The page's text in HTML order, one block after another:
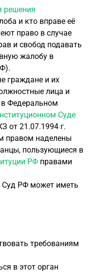
решения
и кто вправе её
право в случае
и свобод подавать
жалобу в
граждане и их
лица и
в Федеральном
Суде
от 21.07.1994 г.
правом наделены
пользующиеся в
РФ правами
Суд РФ может иметь
требованиям
в этот орган